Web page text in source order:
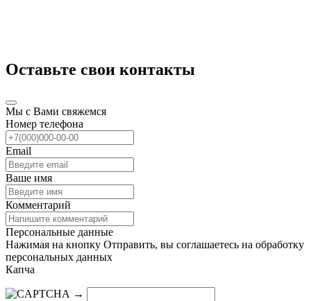
Оставьте свои контакты
Мы с Вами свяжемся
Номер телефона
Email
Ваше имя
Комментарий
Персональные данные
Нажимая на кнопку Отправить, вы соглашаетесь на обработку
персональных данных
Капча
→